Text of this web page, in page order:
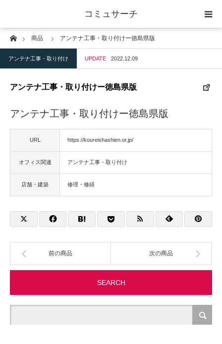
コミュサーチ
Home商品 アンテナ工事・取り付けー徳島県版
アンテナ工事・取り付け UPDATE 2022.12.09
アンテナ工事・取り付けー徳島県版
アンテナ工事・取り付けー徳島県版
URL https://koureishashien.or.jp/
オフィス関連 アンテナ工事・取り付け
店舗・建築 修理・修繕
前の商品 次の商品
SEARCH
ホーム
士業
店舗・建築
物流・運送
事務